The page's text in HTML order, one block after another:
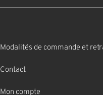
Modalités de commande et
Contact
Mon compte